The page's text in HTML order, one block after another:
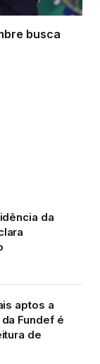
busca
da
aptos a
Fundef é
de